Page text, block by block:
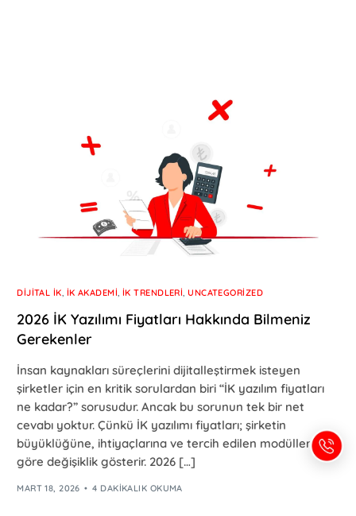
DIJITAL İK, İK AKADEMI, İK TRENDLERI,UNCATEGORIZED
2026 İK Yazılımı Fiyatları Hakkında Bilmeniz
Gerekenler
İnsan kaynakları süreçlerini dijitalleştirmek isteyen
şirketler için en kritik sorulardan biri “İK yazılım fiyatları
ne kadar?” sorusudur. Ancak bu sorunun tek bir net
cevabı yoktur. Çünkü İK yazılımı fiyatları; şirketin
büyüklüğüne, ihtiyaçlarına ve tercih edilen modüllere
göre değişiklik gösterir. 2026 […]
MART 18, 2026 4 DAKIKALIK OKUMA